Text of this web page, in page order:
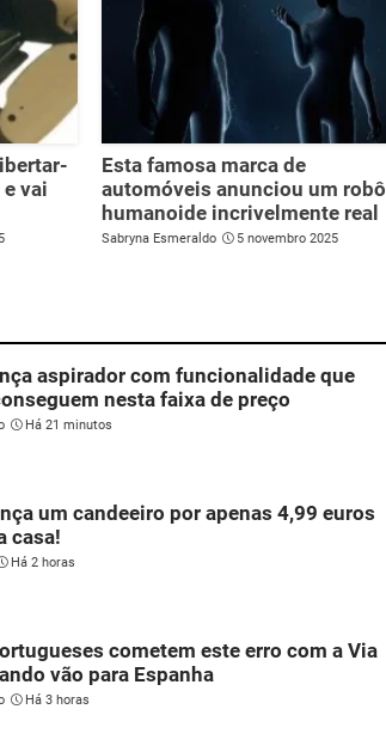
vai
Esta famosa marca de
automóveis anunciou um robô
humanoide incrivelmente real
Sabryna Esmeraldo 5 novembro 2025
aspirador com funcionalidade que
nesta faixa de preço
Há 21 minutos
um candeeiro por apenas 4,99 euros
casa!
Há 2 horas
cometem este erro com a Via
vão para Espanha
Há 3 horas